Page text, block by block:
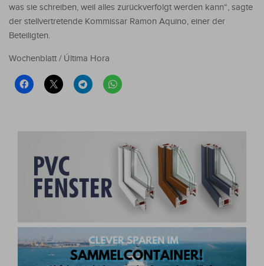
was sie schreiben, weil alles zurückverfolgt werden kann“, sagte
der stellvertretende Kommissar Ramon Aquino, einer der
Beteiligten.
Wochenblatt / Última Hora